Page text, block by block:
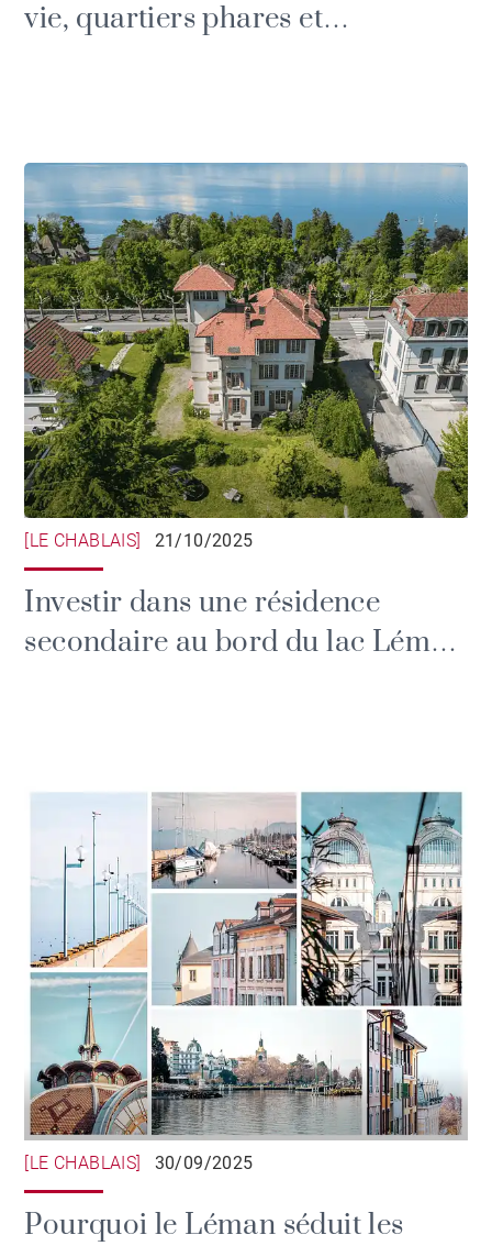
vie, quartiers phares et
[LE CHABLAIS] 21/10/2025
Investir dans une résidence
secondaire au bord du lac Léman
[LE CHABLAIS] 30/09/2025
Pourquoi le Léman séduit les